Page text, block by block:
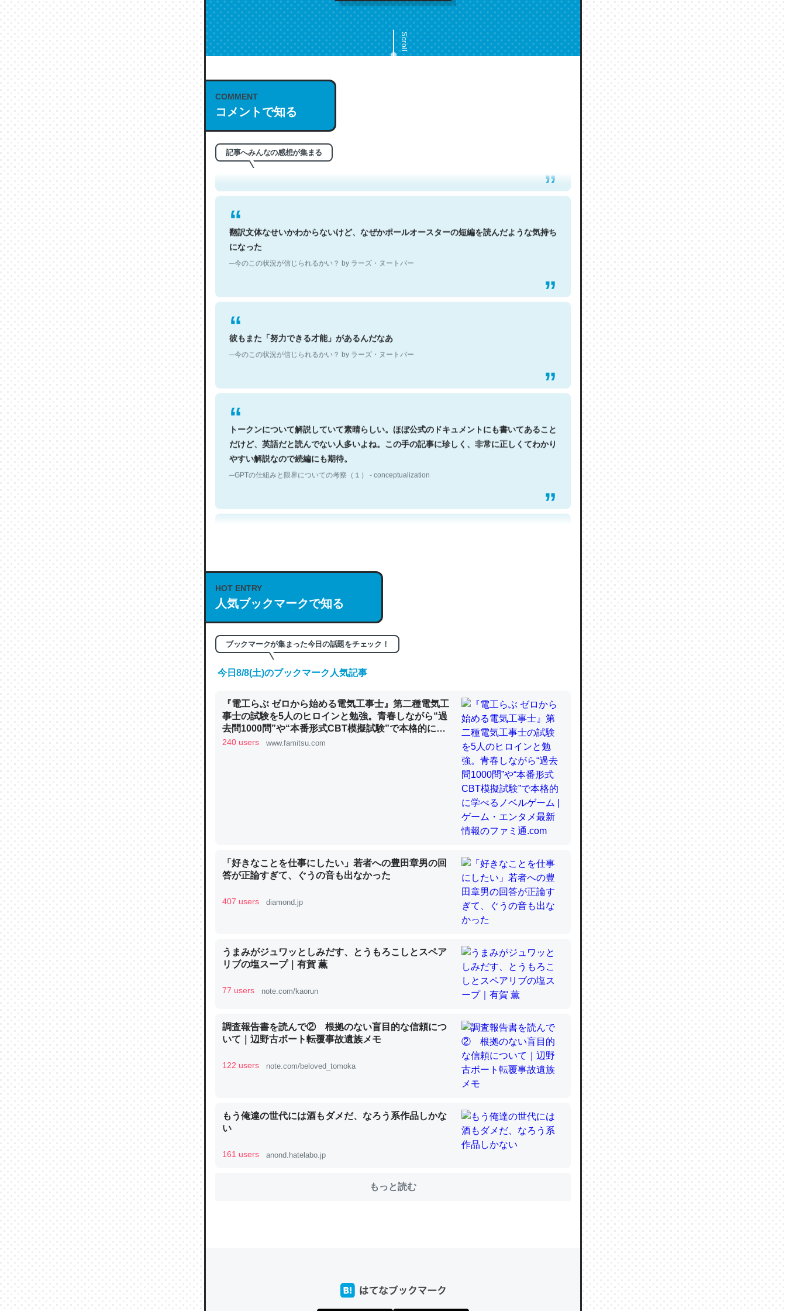
Scroll
COMMENT
コメントで知る
記事へみんなの感想が集まる
これは名文。彼はとてもクレバーなんだろうなと凄く思う。英語少しでも読める人は原文
もお勧め。自分はこの流れ好き。Let’s Fucking Go. Then Covid hit. Shit.
─今のこの状況が信じられるかい？ by ラーズ・ヌートバー
翻訳文体なせいかわからないけど、なぜかポールオースターの短編を読んだような気持ち
になった
─今のこの状況が信じられるかい？ by ラーズ・ヌートバー
彼もまた「努力できる才能」があるんだなあ
─今のこの状況が信じられるかい？ by ラーズ・ヌートバー
トークンについて解説していて素晴らしい。ほぼ公式のドキュメントにも書いてあること
だけど、英語だと読んでない人多いよね。この手の記事に珍しく、非常に正しくてわかり
やすい解説なので続編にも期待。
─GPTの仕組みと限界についての考察（１） - conceptualization
これは良記事。32768トークンだと英語小説100ページ分くらい。小説でいう「ずっと前
の伏線」は回収されないけど、短期記憶というには多い分量。進化すればするほど分かり
やすく強くなりそう
昆虫ってカルシウム少ないのか。知らんかった。調べたらコオロギのカルシウム分はエビ
─ニュース :: 【研究発表】昆虫学の大問題＝「昆虫はなぜ海にいないのか」に関する新仮説
論文では「淡水はカルシウムも酸素も不足してて両方に不利だから両方が拮抗してるので
は」とあって面白い。海にいる鋏角類（カブトガニ・ウミグモ）はカルシウムを使わずキ
チンを強化してる筈だが、酵素が違うのか？
─ニュース :: 【研究発表】昆虫学の大問題＝「昆虫はなぜ海にいないのか」に関する新仮説
これを元に考えるとカルシウムを大量に使う脊椎動物と貝類は苦労してるんだな…。腹足
─ニュース :: 【研究発表】昆虫学の大問題＝「昆虫はなぜ海にいないのか」に関する新仮説
中。あと、Googleマップで位置情報を共有してる。電池残量や充電中かが分かるのでこ
れ見て生きてるなって分かる。
─たまにLINEするくらいだった遠方の父67歳と僕。ITツール導入でコミュニケーションが劇的に変化し
た｜tayorini by LIFULL介護
HOT ENTRY
人気ブックマークで知る
ブックマークが集まった今日の話題をチェック！
今日8/8(土)のブックマーク人気記事
『電工らぶ ゼロから始める電気工事士』第二種電気工
事士の試験を5人のヒロインと勉強。青春しながら“過
去問1000問”や“本番形式CBT模擬試験”で本格的に学
べるノベルゲーム | ゲーム・エンタメ最新情報のファミ
240 users www.famitsu.com
「好きなことを仕事にしたい」若者への豊田章男の回
答が正論すぎて、ぐうの音も出なかった
407 users diamond.jp
うまみがジュワッとしみだす、とうもろこしとスペア
リブの塩スープ｜有賀 薫
77 users note.com/kaorun
調査報告書を読んで② 根拠のない盲目的な信頼につ
いて｜辺野古ボート転覆事故遺族メモ
122 users note.com/beloved_tomoka
もう俺達の世代には酒もダメだ、なろう系作品しかな
い
161 users anond.hatelabo.jp
もっと読む